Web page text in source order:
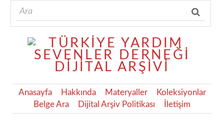
Anasayfa Hakkında Materyaller
Koleksiyonlar
Belge Ara
Dijital Arşiv Politikası İletişim